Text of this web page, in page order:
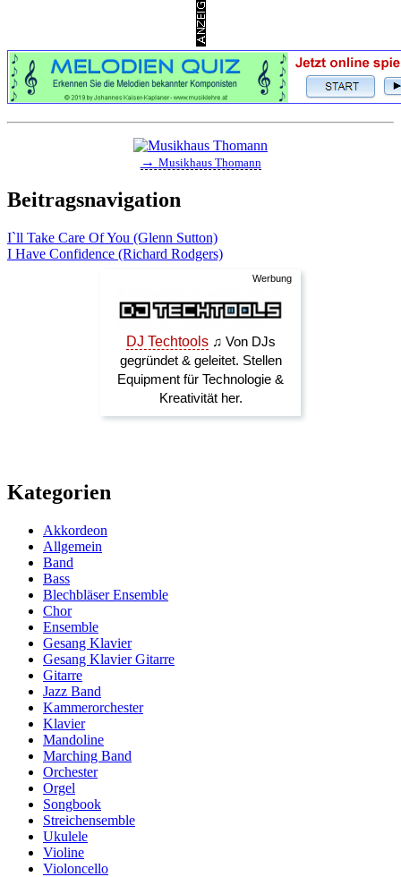
→ Musikhaus Thomann
Beitragsnavigation
I`ll Take Care Of You (Glenn Sutton)
I Have Confidence (Richard Rodgers)
Kategorien
Akkordeon
Allgemein
Band
Bass
Blechbläser Ensemble
Chor
Ensemble
Gesang Klavier
Gesang Klavier Gitarre
Gitarre
Jazz Band
Kammerorchester
Klavier
Mandoline
Marching Band
Orchester
Orgel
Songbook
Streichensemble
Ukulele
Violine
Violoncello